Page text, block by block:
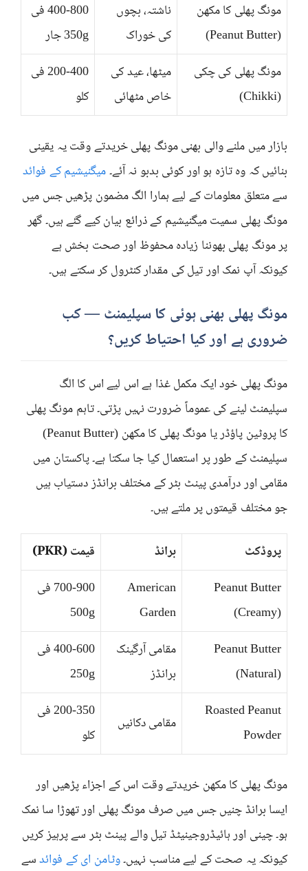
مونگ پھلی کا مکھن
(Peanut Butter)
ناشتہ، بچوں
کی خوراک
400-800 فی
350g جار
مونگ پھلی کی چکی
(Chikki)
میٹھا، عید کی
خاص مٹھائی
200-400 فی
کلو
بازار میں ملنے والی بھنی مونگ پھلی خریدتے وقت یہ یقینی
بنائیں کہ وہ تازہ ہو اور کوئی بدبو نہ آئے۔میگنیشیم کے فوائد
سے متعلق معلومات کے لیے ہمارا الگ مضمون پڑھیں جس میں
مونگ پھلی سمیت میگنیشیم کے ذرائع بیان کیے گئے ہیں۔ گھر
پر مونگ پھلی بھوننا زیادہ محفوظ اور صحت بخش ہے
کیونکہ آپ نمک اور تیل کی مقدار کنٹرول کر سکتے ہیں۔
مونگ پھلی بھنی ہوئی کا سپلیمنٹ — کب
ضروری ہے اور کیا احتیاط کریں؟
مونگ پھلی خود ایک مکمل غذا ہے اس لیے اس کا الگ
سپلیمنٹ لینے کی عموماً ضرورت نہیں پڑتی۔ تاہم مونگ پھلی
کا پروٹین پاؤڈر یا مونگ پھلی کا مکھن (Peanut Butter)
سپلیمنٹ کے طور پر استعمال کیا جا سکتا ہے۔ پاکستان میں
مقامی اور درآمدی پینٹ بٹر کے مختلف برانڈز دستیاب ہیں
جو مختلف قیمتوں پر ملتے ہیں۔
پروڈکٹ برانڈ
قیمت (PKR)
Peanut Butter
(Creamy)
American
Garden
700-900 فی
500g
Peanut Butter
(Natural)
مقامی آرگینک
برانڈز
400-600 فی
250g
Roasted Peanut
Powder
مقامی دکانیں
200-350 فی
کلو
مونگ پھلی کا مکھن خریدتے وقت اس کے اجزاء پڑھیں اور
ایسا برانڈ چنیں جس میں صرف مونگ پھلی اور تھوڑا سا نمک
ہو۔ چینی اور ہائیڈروجینیٹڈ تیل والے پینٹ بٹر سے پرہیز کریں
کیونکہ یہ صحت کے لیے مناسب نہیں۔وٹامن ای کے فوائدسے